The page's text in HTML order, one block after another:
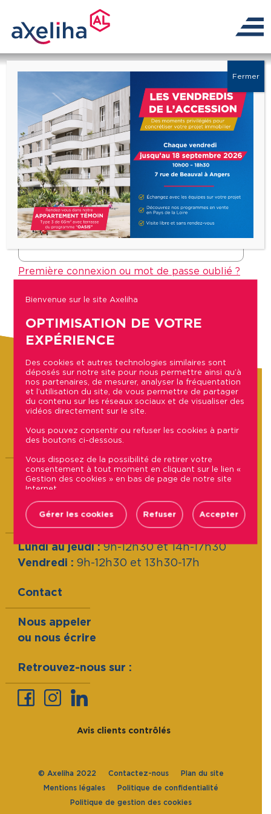
Connectez-vous à
l'Extranet
Identifiant :
Mot de passe :
Première connexion ou mot de passe oublié ?
42 boulevard du Roi René
49100 ANGERS
Horaires d’ouverture
Lundi au jeudi :9h-12h30 et 14h-17h30
Vendredi : 9h-12h30 et 13h30-17h
Contact
Nous appeler
ou nous écrire
Retrouvez-nous sur :
Avis clients contrôlés
© Axeliha 2022 Contactez-nous
Plan du site
Mentions légales
Politique de confidentialité
Politique de gestion des cookies
Fermer
Bienvenue sur le site Axeliha
OPTIMISATION DE VOTRE
EXPÉRIENCE
Des cookies et autres technologies similaires sont
déposés sur notre site pour nous permettre ainsi qu’à
nos partenaires, de mesurer, analyser la fréquentation
et l’utilisation du site, de vous permettre de partager
du contenu sur les réseaux sociaux et de visualiser des
vidéos directement sur le site.
Vous pouvez consentir ou refuser les cookies à partir
des boutons ci-dessous.
Vous disposez de la possibilité de retirer votre
consentement à tout moment en cliquant sur le lien «
Gestion des cookies » en bas de page de notre site
Internet.
sur notre site ainsi que les finalités et données
collectées via ces cookies dans notre Politique de
confidentialité, accessible depuis le lien « Politique de
Internet.
Gérer les cookies Refuser Accepter